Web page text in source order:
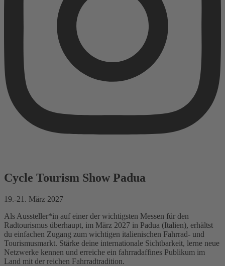
Cycle Tourism Show Padua
19.-21. März 2027
Als Aussteller*in auf einer der wichtigsten Messen für den
Radtourismus überhaupt, im März 2027 in Padua (Italien), erhältst
du einfachen Zugang zum wichtigen italienischen Fahrrad- und
Tourismusmarkt. Stärke deine internationale Sichtbarkeit, lerne neue
Netzwerke kennen und erreiche ein fahrradaffines Publikum im
Land mit der reichen Fahrradtradition.